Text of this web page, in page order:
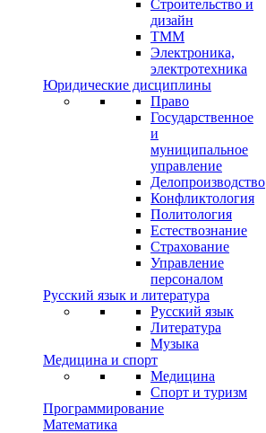
Строительство и
дизайн
ТММ
Электроника,
электротехника
Юридические дисциплины
Право
Государственное
и
муниципальное
управление
Делопроизводство
Конфликтология
Политология
Естествознание
Страхование
Управление
персоналом
Русский язык и литература
Русский язык
Литература
Музыка
Медицина и спорт
Медицина
Спорт и туризм
Программирование
Математика